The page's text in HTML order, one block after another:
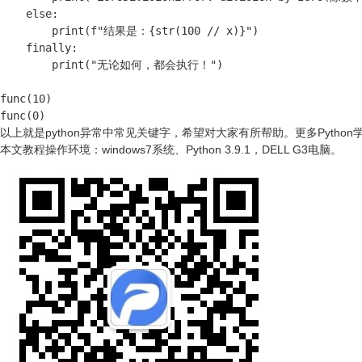
else:
print(f"结果是：{str(100 // x)}")
finally:
print("无论如何，都会执行！")
func(10)
func(0)
以上就是python异常中常见关键字，希望对大家有所帮助。 更多Python
本文教程操作环境：windows7系统、Python 3.9.1，DELL G3电脑。